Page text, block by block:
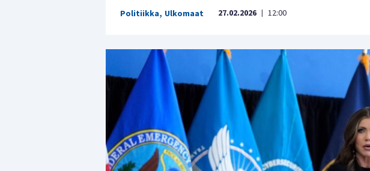
Politiikka, Ulkomaat 27.02.2026 | 12:00